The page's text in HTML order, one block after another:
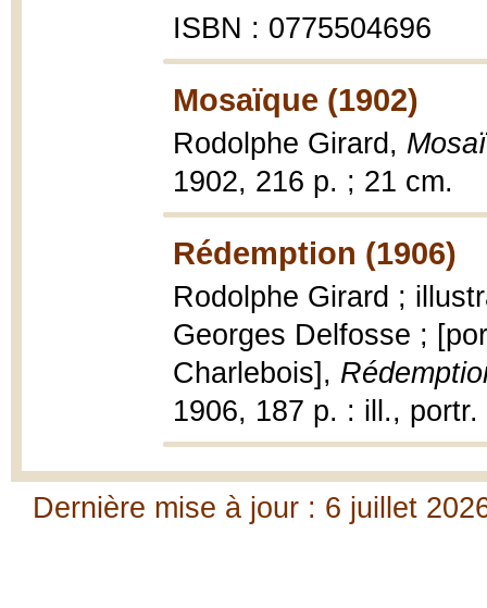
ISBN : 0775504696
Mosaïque (1902)
Rodolphe Girard,
1902, 216 p. ; 21 cm.
Rédemption (1906)
Rodolphe Girard ;
Georges Delfosse ;
Charlebois],
1906, 187 p. : ill.,
Dernière mise à jour : 6 juillet